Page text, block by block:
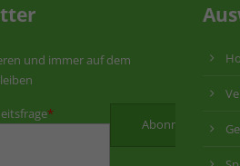
und immer auf dem
*